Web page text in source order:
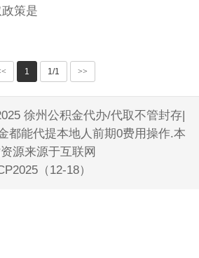
策是
1 1/1 >>
徐州公积金代办/代取不管封存|
都能代提本地人前期0费用操作.本
源来源于互联网
（12-18）